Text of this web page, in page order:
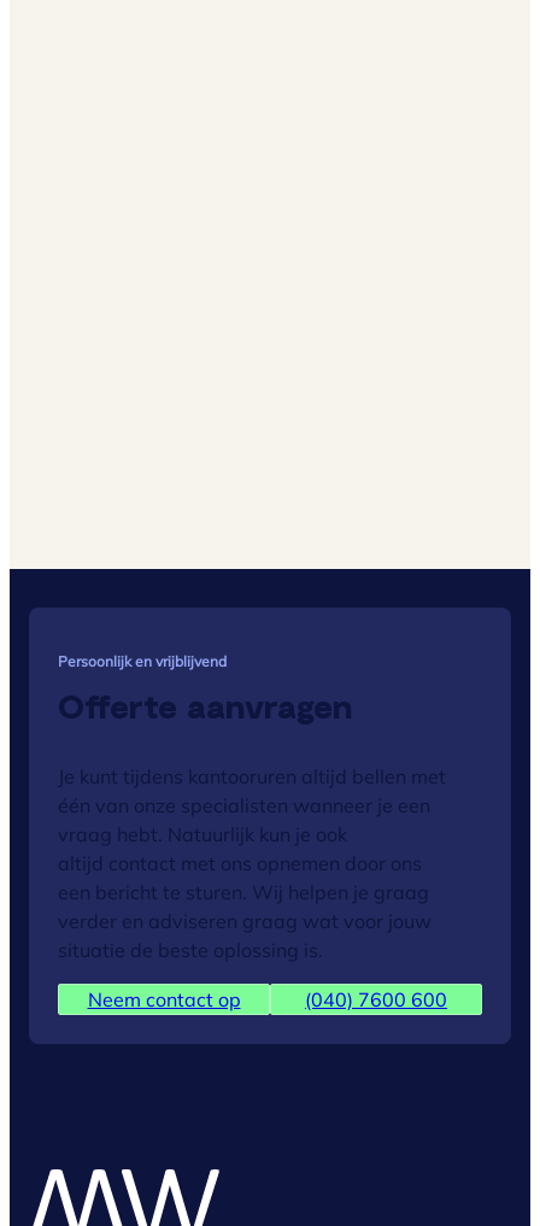
Persoonlijk en vrijblijvend
Offerte aanvragen
Je kunt tijdens kantooruren altijd bellen met
één van onze specialisten wanneer je een
vraag hebt. Natuurlijk kun je ook
altijd contact met ons opnemen door ons
een bericht te sturen. Wij helpen je graag
verder en adviseren graag wat voor jouw
situatie de beste oplossing is.
Neem contact op (040) 7600 600